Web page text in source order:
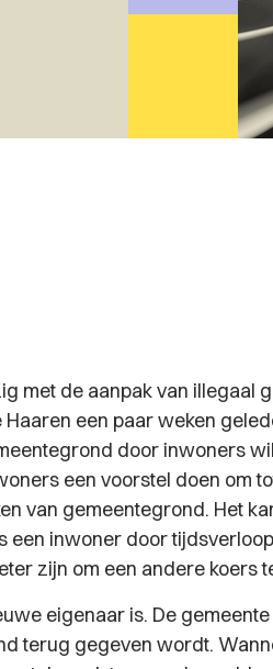
met de aanpak van illegaal
een paar weken
door inwoners wil
een voorstel doen om
van gemeentegrond. Het
een inwoner door
zijn om een andere koers
eigenaar is. De
terug gegeven wordt.